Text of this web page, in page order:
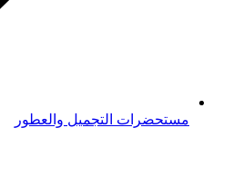
مستحضرات التجميل والعطور